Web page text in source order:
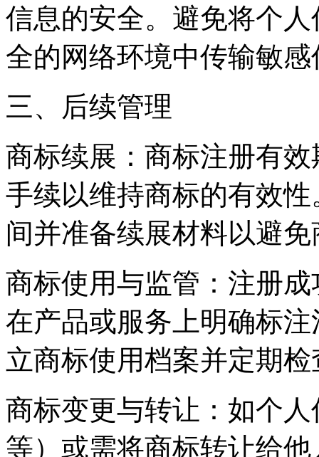
信息的安全。避免将个
全的网络环境中传输敏感
三、后续管理
商标续展：商标注册有
手续以维持商标的有效
间并准备续展材料以避
商标使用与监管：注册
在产品或服务上明确标
立商标使用档案并定期
商标变更与转让：如个
等）或需将商标转让给